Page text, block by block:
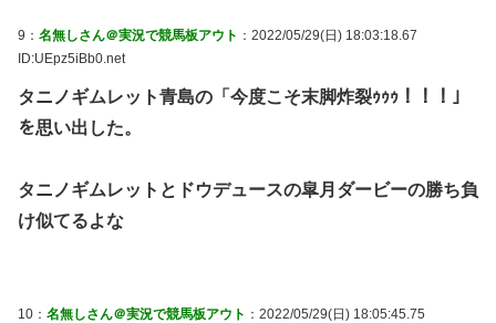
9： 名無しさん＠実況で競馬板アウト ：2022/05/29(日) 18:03:18.67
ID:UEpz5iBb0.net
タニノギムレット青島の「今度こそ末脚炸裂ｩｩｩ！！！」
を思い出した。
タニノギムレットとドウデュースの皐月ダービーの勝ち負
け似てるよな
10： 名無しさん＠実況で競馬板アウト ：2022/05/29(日) 18:05:45.75